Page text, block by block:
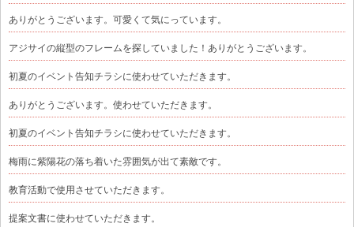
ありがとうございます。可愛くて気にっています。
アジサイの縦型のフレームを探していました！ありがとうございます。
初夏のイベント告知チラシに使わせていただきます。
ありがとうございます。使わせていただきます。
初夏のイベント告知チラシに使わせていただきます。
梅雨に紫陽花の落ち着いた雰囲気が出て素敵です。
教育活動で使用させていただきます。
提案文書に使わせていただきます。